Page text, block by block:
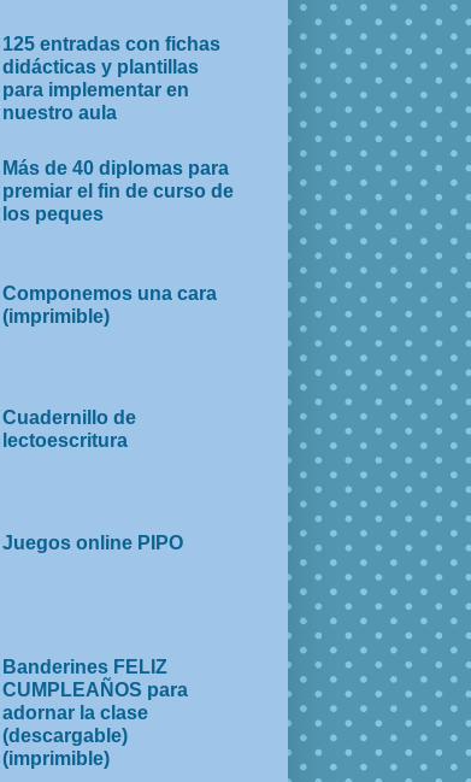
125 entradas con fichas
didácticas y plantillas
para implementar en
nuestro aula
Más de 40 diplomas para
premiar el fin de curso de
los peques
Componemos una cara
(imprimible)
Cuadernillo de
lectoescritura
Juegos online PIPO
Banderines FELIZ
CUMPLEAÑOS para
adornar la clase
(descargable)
(imprimible)